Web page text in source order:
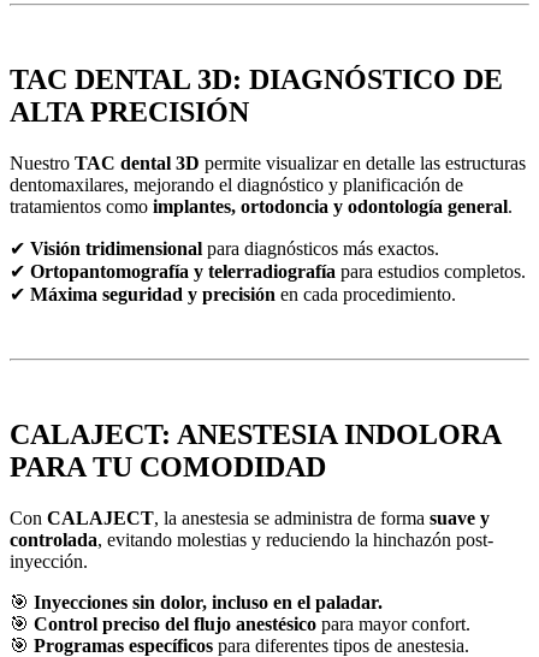
TAC DENTAL 3D: DIAGNÓSTICO DE
ALTA PRECISIÓN
Nuestro TAC dental 3D permite visualizar en detalle las estructuras
dentomaxilares, mejorando el diagnóstico y planificación de
tratamientos como implantes, ortodoncia y odontología general.
✔ Visión tridimensional para diagnósticos más exactos.
✔ Ortopantomografía y telerradiografía para estudios completos.
✔ Máxima seguridad y precisión en cada procedimiento.
CALAJECT: ANESTESIA INDOLORA
PARA TU COMODIDAD
Con CALAJECT, la anestesia se administra de forma suave y
controlada, evitando molestias y reduciendo la hinchazón post-
inyección.
🎯 Inyecciones sin dolor, incluso en el paladar.
🎯 Control preciso del flujo anestésico para mayor confort.
🎯 Programas específicos para diferentes tipos de anestesia.